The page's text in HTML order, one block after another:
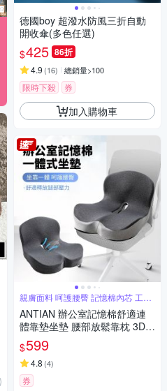
德國boy 超潑水防風三折自動
開收傘(多色任選)
$425 86折
4.9 (16) 總銷量>100
限時下殺 券
加入購物車
親膚面料 呵護腰臀 記憶棉內芯 工學
設計
ANTIAN 辦公室記憶棉舒適連
體靠墊坐墊 腰部放鬆靠枕 3D立
體臀部減壓坐墊 痔瘡墊 車用坐
墊
$599
4.8 (4)
券